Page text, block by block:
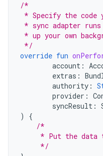
/*
* Specify the code
* sync adapter
* up your own
*/
override fun
account :
extras :
authority :
provider :
syncResult :
)
{
/*
* Put the data
     */